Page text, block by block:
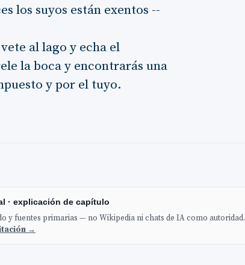
los suyos están exentos --
al lago y echa el
la boca y encontrarás una
y por el tuyo.
· explicación de capítulo
y fuentes primarias — no Wikipedia ni chats de IA como autoridad.
→